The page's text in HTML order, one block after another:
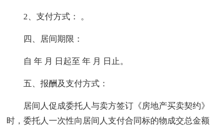
2、支付方式： 。
四、居间期限：
自 年 月 日起至 年 月 日止。
五、报酬及支付方式：
居间人促成委托人与卖方签订《房地产买卖契约》
时，委托人一次性向居间人支付合同标的物成交总金额